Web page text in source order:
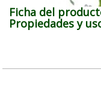
Ficha del
Propiedades y